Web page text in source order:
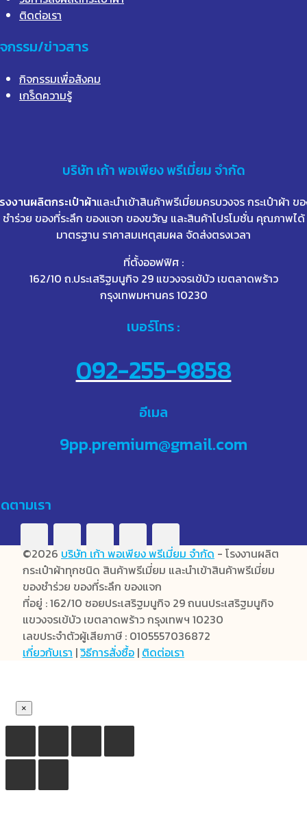
ติดต่อเรา
กรรม/ข่าวสาร
กิจกรรมเพื่อสังคม
เกร็ดความรู้
บริษัท เก้าพอเพียง พรีเมี่ยม จำกัด
งงานผลิตกระเป๋าผ้าและนำเข้าสินค้าพรีเมี่ยมครบวงจร กระเป๋าผ้า ข
ชำร่วย ของที่ระลึก ของแจก ของขวัญ และสินค้าโปรโมชั่น คุณภาพได้
มาตรฐาน ราคาสมเหตุสมผล จัดส่งตรงเวลา
ที่ตั้งออฟฟิศ :
162/10 ถ.ประเสริฐมนูกิจ 29 แขวงจรเข้บัว เขตลาดพร้าว
กรุงเทพมหานคร 10230
เบอร์โทร :
092-255-9858
อีเมล
9pp.premium@gmail.com
ตามเรา
©2026 บริษัท เก้า พอเพียง พรีเมี่ยม จำกัด - โรงงานผลิต
กระเป๋าผ้าทุกชนิด สินค้าพรีเมี่ยม และนำเข้าสินค้าพรีเมี่ยม
ของชำร่วย ของที่ระลึก ของแจก
ที่อยู่ : 162/10 ซอยประเสริฐมนูกิจ 29 ถนนประเสริฐมนูกิจ
แขวงจรเข้บัว เขตลาดพร้าว กรุงเทพฯ 10230
เลขประจำตัวผู้เสียภาษี : 0105557036872
เกี่ยวกับเรา |วิธีการสั่งซื้อ | ติดต่อเรา
×